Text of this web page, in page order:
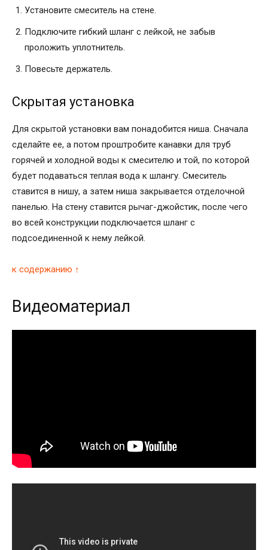
Установите смеситель на стене.
Подключите гибкий шланг с лейкой, не забыв
проложить уплотнитель.
Повесьте держатель.
Скрытая установка
Для скрытой установки вам понадобится ниша. Сначала
сделайте ее, а потом проштробите канавки для труб
горячей и холодной воды к смесителю и той, по которой
будет подаваться теплая вода к шлангу. Смеситель
ставится в нишу, а затем ниша закрывается отделочной
панелью. На стену ставится рычаг-джойстик, после чего
во всей конструкции подключается шланг с
подсоединенной к нему лейкой.
к содержанию ↑
Видеоматериал